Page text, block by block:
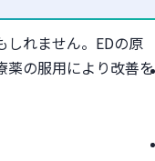
しれません。EDの原
薬の服用により改善を